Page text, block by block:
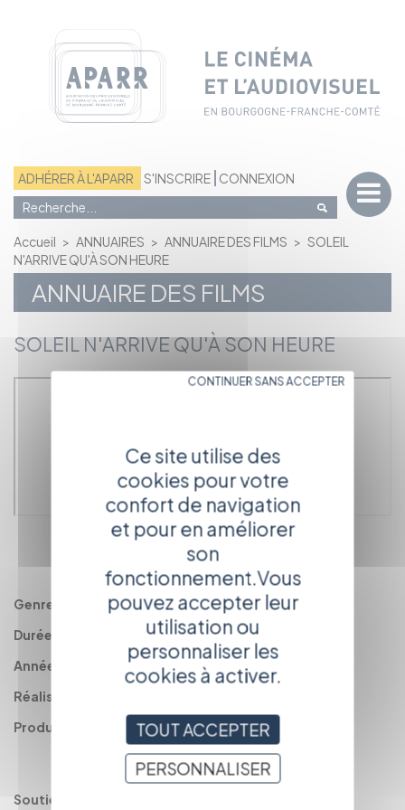
ADHÉRER À L'APARR S'INSCRIRE CONNEXION
Accueil > ANNUAIRES > ANNUAIRE DES FILMS > SOLEIL
N'ARRIVE QU'À SON HEURE
ANNUAIRE DES FILMS
SOLEIL N'ARRIVE QU'À SON HEURE
AU CATALOGUE
Genre :
Court métrage de fiction
Durée :
Année :
Réalisation :
Production :
Les Yeux voyageurs / Les Films de l'Avalée
Soutiens :
Ce site utilise des
cookies pour votre
confort de navigation
et pour en améliorer
son
fonctionnement.Vous
pouvez accepter leur
utilisation ou
personnaliser les
cookies à activer.
TOUT ACCEPTER
CONTINUER SANS ACCEPTER
PERSONNALISER